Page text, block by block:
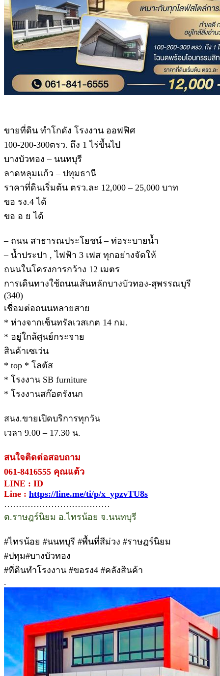
ขายที่ดิน ทำโกดัง โรงงาน ออฟฟิศ
100-200-300ตรว. ถึง 1 ไร่ขื้นไป
บางบัวทอง – นนทบุรี
ลาดหลุมแก้ว – ปทุมธานี
ราคาที่ดินเริ่มต้น ตรว.ละ 12,000 – 25,000 บาท
ขอ รง.4 ได้
ขอ อ ย ได้
– ถนน สาธารณประโยชน์ – ท่อระบายน้ำ
– น้ำประปา , ไฟฟ้า 3 เฟส ทุกอย่างจัดให้
ถนนในโครงการกว้าง 12 เมตร
การเดินทางใช้ถนนเส้นหลักบางบัวทอง-สุพรรณบุรี
(340)
เชื่อมต่อถนนหลายสาย
* ห่างจากเซ็นทรัลเวสเกต 14 กม.
* อยู่ใกล้ศูนย์กระจาย
สินค้าเซเว่น
* top * โลตัส
* โรงงาน SB furniture
* โรงงานสก๊อตรังนก
สนง.ขายเปิดบริการทุกวัน
เวลา 9.00 – 17.30 น.
สนใจติดต่อสอบถาม
061-8416555 คุณแต้ว
LINE : ID
Line : https://line.me/ti/p/x_ypzvTU8s
………………………………
ต.ราษฎร์นิยม อ.ไทรน้อย จ.นนทบุรี
#ไทรน้อย #นนทบุรี #พื้นที่สีม่วง #ราษฎร์นิยม
#ปทุม#บางบัวทอง
#ที่ดินทำโรงงาน #ขอรง4 #คลังสินค้า
.